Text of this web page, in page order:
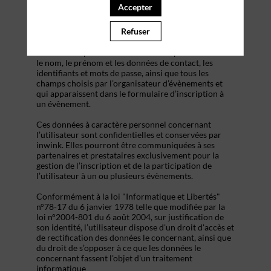
évènement, et de consulter les informations relatives
à l’organisation pratique et logistique d’un
le nom, le prénom et les données de contact, les
identifiants et mots de passe, ainsi que tous les
champs choisis par l’organisateur d’évènements et
qui apparaissent dans le formulaire d’inscription à
un évènement.
Ces données à caractère personnel concernant
l’utilisateur sont confidentielles et conservées par
inwink. Elles pourront être communiquées à ses
partenaires et prestataires exclusivement pour la
gestion de l’inscription et de la participation de
l’utilisateur à un ou plusieurs évènements.
Conformément à la loi "Informatique et Libertés"
n°78-17 du 6 janvier 1978 telle que modifiée par la
loi n°2004-801 du 6 août 2004, sur justification de
son identité, l’utilisateur dispose d'un droit d'accès et
de rectification des données le concernant, ainsi que
du droit de s’opposer à ce que les données le
concernant fassent l'objet d'un traitement
informatique
Accepter
Refuser